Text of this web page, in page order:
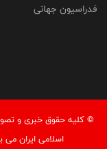
فدراسیون جهانی
© کليه حقوق خبری و
اسلامی ایران می